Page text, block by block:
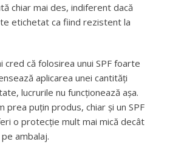
chiar mai des, indiferent dacă
etichetat ca fiind rezistent la
cred că folosirea unui SPF foarte
aplicarea unei cantități
lucrurile nu funcționează așa.
prea puțin produs, chiar și un SPF
o protecție mult mai mică decât
ambalaj.